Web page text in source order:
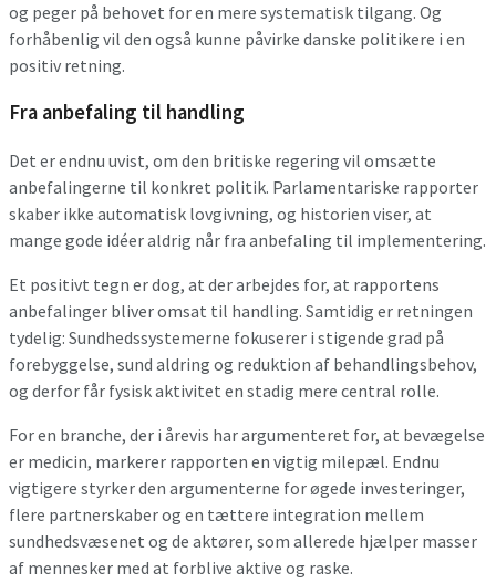
og peger på behovet for en mere systematisk tilgang. Og
forhåbenlig vil den også kunne påvirke danske politikere i en
positiv retning.
Fra anbefaling til handling
Det er endnu uvist, om den britiske regering vil omsætte
anbefalingerne til konkret politik. Parlamentariske rapporter
skaber ikke automatisk lovgivning, og historien viser, at
mange gode idéer aldrig når fra anbefaling til implementering.
Et positivt tegn er dog, at der arbejdes for, at rapportens
anbefalinger bliver omsat til handling. Samtidig er retningen
tydelig: Sundhedssystemerne fokuserer i stigende grad på
forebyggelse, sund aldring og reduktion af behandlingsbehov,
og derfor får fysisk aktivitet en stadig mere central rolle.
For en branche, der i årevis har argumenteret for, at bevægelse
er medicin, markerer rapporten en vigtig milepæl. Endnu
vigtigere styrker den argumenterne for øgede investeringer,
flere partnerskaber og en tættere integration mellem
sundhedsvæsenet og de aktører, som allerede hjælper masser
af mennesker med at forblive aktive og raske.